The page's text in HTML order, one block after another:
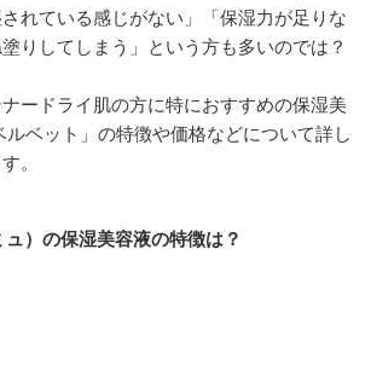
されている感じがない」「保湿力が足りな
りしてしまう」という方も多いのでは？
ードライ肌の方に特におすすめの保湿美
ベット」の特徴や価格などについて詳し
。
）の保湿美容液の特徴は？